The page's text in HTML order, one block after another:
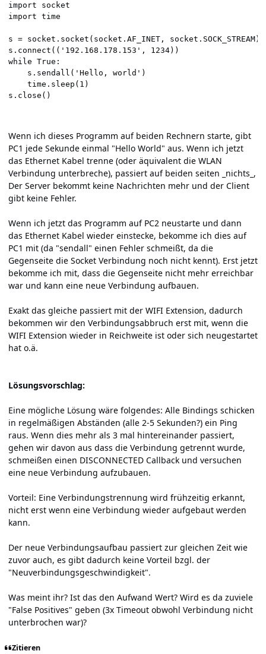
import socket
import time
s = socket.socket(socket.AF_INET, socket.SOCK_STREAM)
s.connect(('192.168.178.153', 1234))
while True:
s.sendall('Hello, world')
time.sleep(1)
Wenn ich dieses Programm auf beiden Rechnern starte, gibt
PC1 jede Sekunde einmal "Hello World" aus. Wenn ich jetzt
das Ethernet Kabel trenne (oder äquivalent die WLAN
Verbindung unterbreche), passiert auf beiden seiten _nichts_,
Der Server bekommt keine Nachrichten mehr und der Client
gibt keine Fehler.
Wenn ich jetzt das Programm auf PC2 neustarte und dann
das Ethernet Kabel wieder einstecke, bekomme ich dies auf
PC1 mit (da "sendall" einen Fehler schmeißt, da die
Gegenseite die Socket Verbindung noch nicht kennt). Erst jetzt
bekomme ich mit, dass die Gegenseite nicht mehr erreichbar
war und kann eine neue Verbindung aufbauen.
Exakt das gleiche passiert mit der WIFI Extension, dadurch
bekommen wir den Verbindungsabbruch erst mit, wenn die
WIFI Extension wieder in Reichweite ist oder sich neugestartet
hat o.ä.
Lösungsvorschlag:
Eine mögliche Lösung wäre folgendes: Alle Bindings schicken
in regelmäßigen Abständen (alle 2-5 Sekunden?) ein Ping
raus. Wenn dies mehr als 3 mal hintereinander passiert,
gehen wir davon aus dass die Verbindung getrennt wurde,
schmeißen einen DISCONNECTED Callback und versuchen
eine neue Verbindung aufzubauen.
Vorteil: Eine Verbindungstrennung wird frühzeitig erkannt,
nicht erst wenn eine Verbindung wieder aufgebaut werden
kann.
Der neue Verbindungsaufbau passiert zur gleichen Zeit wie
zuvor auch, es gibt dadurch keine Vorteil bzgl. der
"Neuverbindungsgeschwindigkeit".
Was meint ihr? Ist das den Aufwand Wert? Wird es da zuviele
"False Positives" geben (3x Timeout obwohl Verbindung nicht
unterbrochen war)?
Zitieren